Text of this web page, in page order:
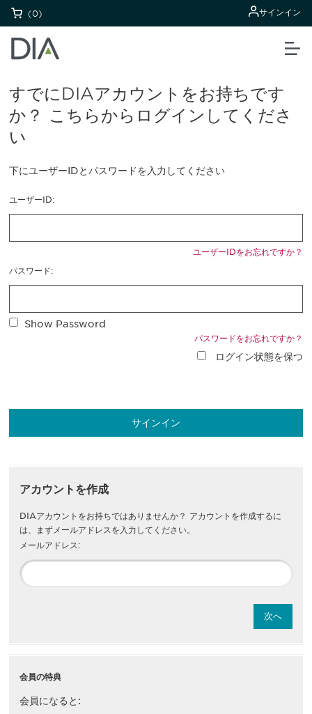
(0) サインイン
すでにDIAアカウントをお持ちです
か？ こちらからログインしてくださ
い
下にユーザーIDとパスワードを入力してください
ユーザーID:
ユーザーIDをお忘れですか？
パスワード:
Show Password
パスワードをお忘れですか？
ログイン状態を保つ
アカウントを作成
DIAアカウントをお持ちではありませんか？ アカウントを作成するに
は、まずメールアドレスを入力してください。
メールアドレス:
会員の特典
会員になると: